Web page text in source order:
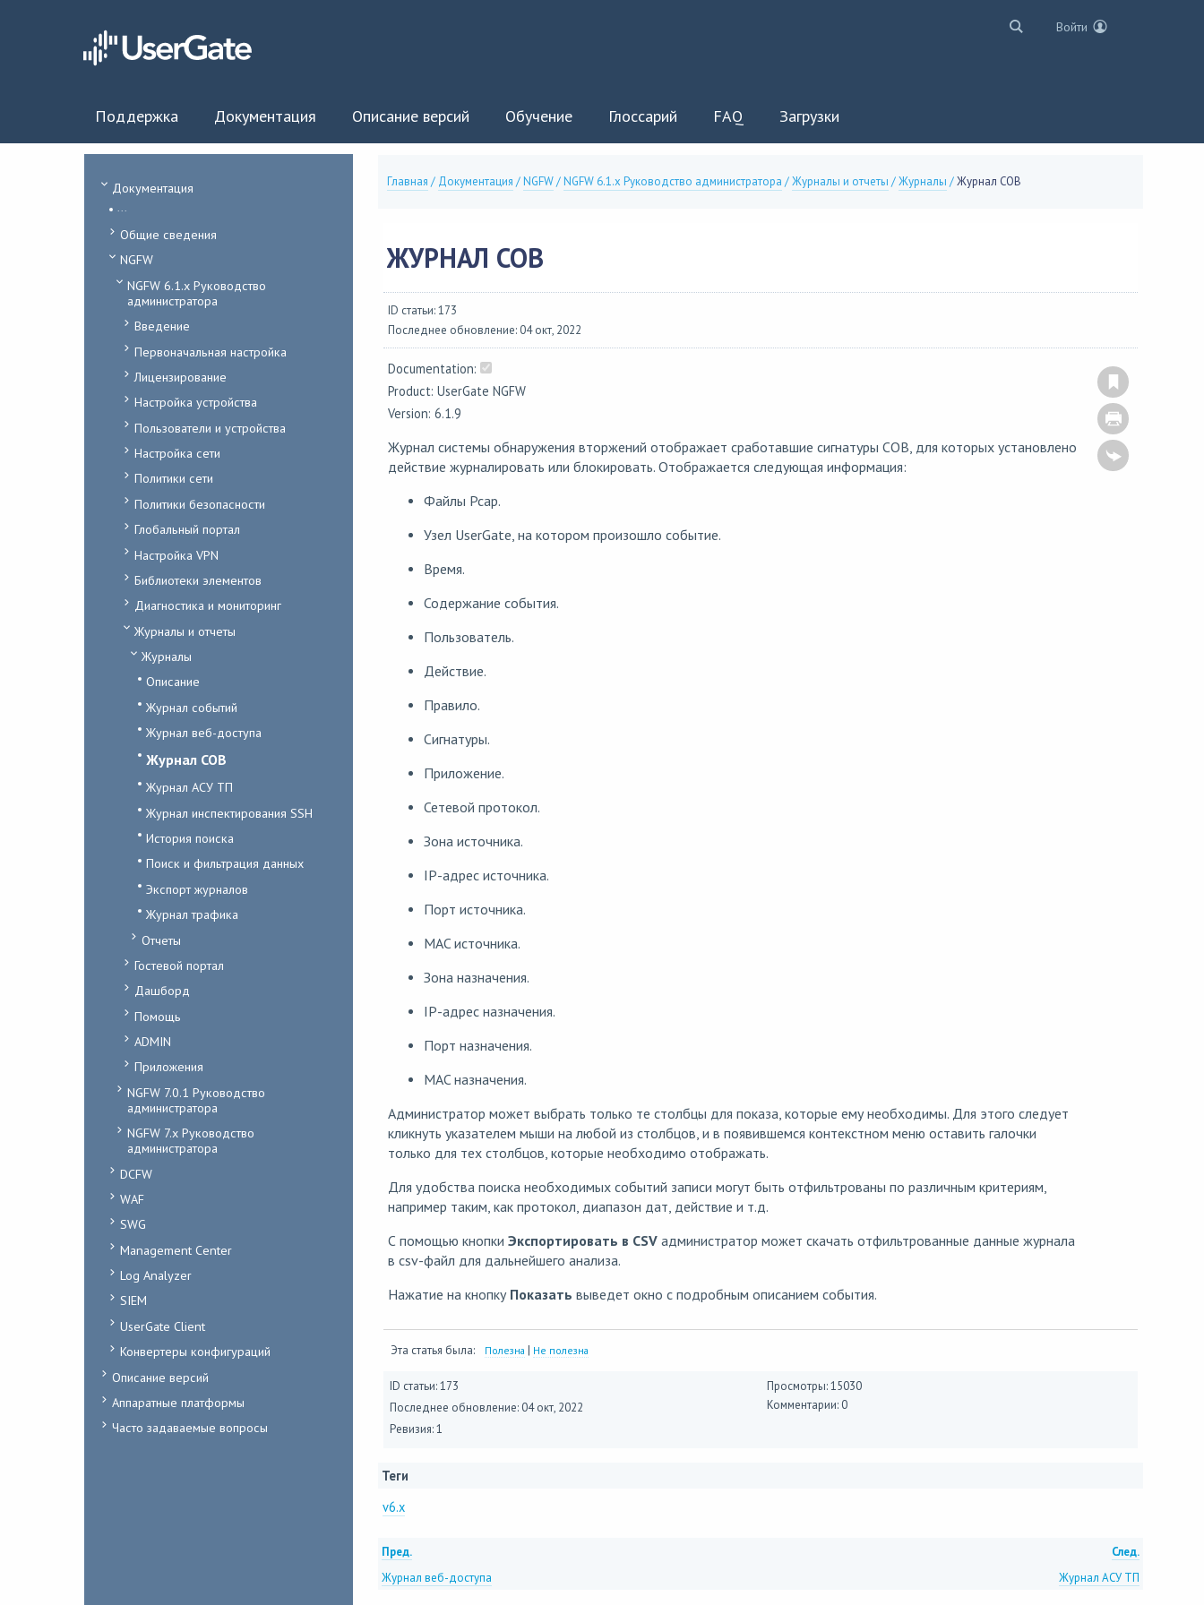
Войти
Поддержка Документация Описание версий Обучение Глоссарий FAQ Загрузки
Документация
...
Общие сведения
NGFW
NGFW 6.1.x Руководство
администратора
Введение
Первоначальная настройка
Лицензирование
Настройка устройства
Пользователи и устройства
Настройка сети
Политики сети
Политики безопасности
Глобальный портал
Настройка VPN
Библиотеки элементов
Диагностика и мониторинг
Журналы и отчеты
Журналы
Описание
Журнал событий
Журнал веб-доступа
Журнал СОВ
Журнал АСУ ТП
Журнал инспектирования SSH
История поиска
Поиск и фильтрация данных
Экспорт журналов
Журнал трафика
Отчеты
Гостевой портал
Дашборд
Помощь
ADMIN
Приложения
NGFW 7.0.1 Руководство
администратора
NGFW 7.x Руководство
администратора
DCFW
WAF
SWG
Management Center
Log Analyzer
SIEM
UserGate Client
Конвертеры конфигураций
Описание версий
Аппаратные платформы
Часто задаваемые вопросы
Главная / Документация /NGFW/NGFW 6.1.x Руководство администратора /Журналы и отчеты /Журналы /Журнал СОВ
ЖУРНАЛ СОВ
ID статьи: 173
Последнее обновление: 04 окт, 2022
Documentation:
Product: UserGate NGFW
Version: 6.1.9
Журнал системы обнаружения вторжений отображает сработавшие сигнатуры СОВ, для которых установлено
действие журналировать или блокировать. Отображается следующая информация:
Файлы Pcap.
Узел UserGate, на котором произошло событие.
Время.
Содержание события.
Пользователь.
Действие.
Правило.
Сигнатуры.
Приложение.
Сетевой протокол.
Зона источника.
IP-адрес источника.
Порт источника.
MAC источника.
Зона назначения.
IP-адрес назначения.
Порт назначения.
MAC назначения.
Администратор может выбрать только те столбцы для показа, которые ему необходимы. Для этого следует
кликнуть указателем мыши на любой из столбцов, и в появившемся контекстном меню оставить галочки
только для тех столбцов, которые необходимо отображать.
Для удобства поиска необходимых событий записи могут быть отфильтрованы по различным критериям,
например таким, как протокол, диапазон дат, действие и т.д.
С помощью кнопки Экспортировать в CSVадминистратор может скачать отфильтрованные данные журнала
в csv-файл для дальнейшего анализа.
Нажатие на кнопку Показать выведет окно с подробным описанием события.
Эта статья была: Полезна | Не полезна
ID статьи: 173
Последнее обновление: 04 окт, 2022
Ревизия: 1
Просмотры: 15030
Комментарии: 0
Теги
v6.x
Пред.
След.
Журнал веб-доступа
Журнал АСУ ТП